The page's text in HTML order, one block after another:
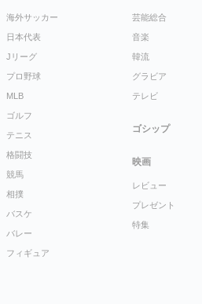
海外サッカー
日本代表
Jリーグ
プロ野球
MLB
ゴルフ
テニス
格闘技
競馬
相撲
バスケ
バレー
フィギュア
芸能総合
音楽
韓流
グラビア
テレビ
ゴシップ
映画
レビュー
プレゼント
特集